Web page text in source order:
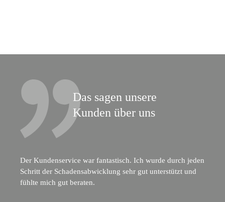
Das sagen unsere
Kunden über uns
Der Kundenservice war fantastisch. Ich wurde durch jeden
Schritt der Schadensabwicklung sehr gut unterstützt und
fühlte mich gut beraten.